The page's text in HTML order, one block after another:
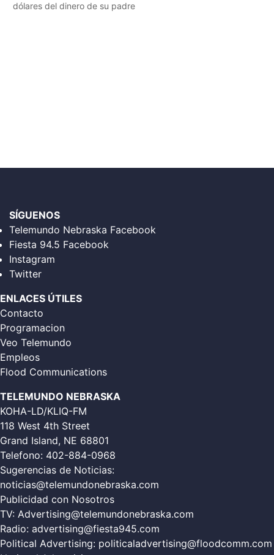
dólares del dinero de su padre
SÍGUENOS
Telemundo Nebraska Facebook
Fiesta 94.5 Facebook
Instagram
Twitter
ENLACES ÚTILES
Contacto
Programacion
Veo Telemundo
Empleos
Flood Communications
TELEMUNDO NEBRASKA
KOHA-LD/KLIQ-FM
118 West 4th Street
Grand Island, NE 68801
Telefono: 402-884-0968
Sugerencias de Noticias:
noticias@telemundonebraska.com
Publicidad con Nosotros
TV: Advertising@telemundonebraska.com
Radio: advertising@fiesta945.com
Political Advertising: politicaladvertising@floodcomm.com